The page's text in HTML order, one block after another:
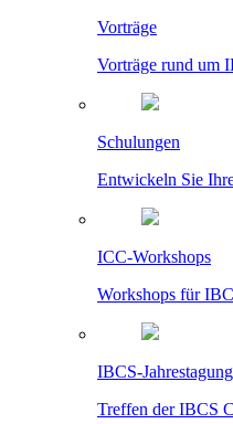
Vorträge
Vorträge rund um
Schulungen
Entwickeln Sie
ICC-Workshops
Workshops für
IBCS-Jahrestagung
Treffen der IBCS